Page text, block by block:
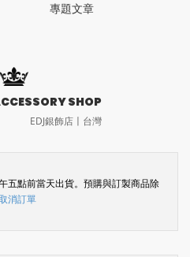
專題文章
SHOP
EDJ銀飾店〡台灣
五點前當天出貨。預購與訂製商品除
消訂單